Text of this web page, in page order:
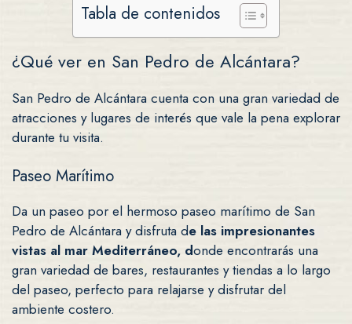
Tabla de contenidos
¿Qué ver en San Pedro de Alcántara?
San Pedro de Alcántara cuenta con una gran variedad de
atracciones y lugares de interés que vale la pena explorar
durante tu visita.
Paseo Marítimo
Da un paseo por el hermoso paseo marítimo de San
Pedro de Alcántara y disfruta de las impresionantes
vistas al mar Mediterráneo, donde encontrarás una
gran variedad de bares, restaurantes y tiendas a lo largo
del paseo, perfecto para relajarse y disfrutar del
ambiente costero.